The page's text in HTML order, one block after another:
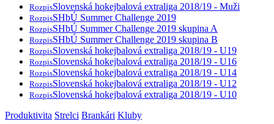
RozpisSlovenská hokejbalová extraliga 2018/19 - Muži
RozpisSHbÚ Summer Challenge 2019
RozpisSHbÚ Summer Challenge 2019 skupina A
RozpisSHbÚ Summer Challenge 2019 skupina B
RozpisSlovenská hokejbalová extraliga 2018/19 - U19
RozpisSlovenská hokejbalová extraliga 2018/19 - U16
RozpisSlovenská hokejbalová extraliga 2018/19 - U14
RozpisSlovenská hokejbalová extraliga 2018/19 - U12
RozpisSlovenská hokejbalová extraliga 2018/19 - U10
Produktivita Strelci Brankári Kluby